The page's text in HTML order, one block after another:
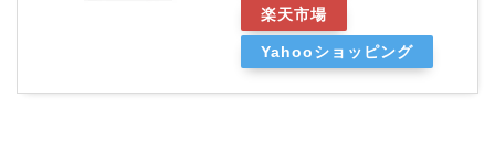
楽天市場
Yahooショッピング